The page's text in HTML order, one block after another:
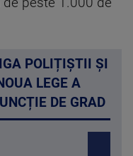
de peste 1.000 de
POLIȚIȘTII ȘI
LEGE A
DE GRAD